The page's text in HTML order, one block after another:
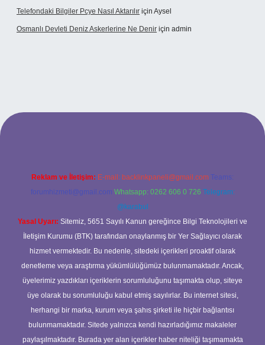
Telefondaki Bilgiler Pcye Nasıl Aktarılır için Aysel
Osmanlı Devleti Deniz Askerlerine Ne Denir için admin
Reklam ve İletişim: E-mail: backlinkpaneli@gmail.com Teams:
forumhizmeti@gmail.com Whatsapp: 0262 606 0 726 Telegram:
@karabul
Yasal Uyarı: Sitemiz, 5651 Sayılı Kanun gereğince Bilgi Teknolojileri ve
İletişim Kurumu (BTK) tarafından onaylanmış bir Yer Sağlayıcı olarak
hizmet vermektedir. Bu nedenle, sitedeki içerikleri proaktif olarak
denetleme veya araştırma yükümlülüğümüz bulunmamaktadır. Ancak,
üyelerimiz yazdıkları içeriklerin sorumluluğunu taşımakta olup, siteye
üye olarak bu sorumluluğu kabul etmiş sayılırlar. Bu internet sitesi,
herhangi bir marka, kurum veya şahıs şirketi ile hiçbir bağlantısı
bulunmamaktadır. Sitede yalnızca kendi hazırladığımız makaleler
paylaşılmaktadır. Burada yer alan içerikler haber niteliği taşımamakta